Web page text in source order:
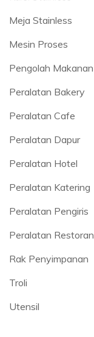
Meja Stainless
Mesin Proses
Pengolah Makanan
Peralatan Bakery
Peralatan Cafe
Peralatan Dapur
Peralatan Hotel
Peralatan Katering
Peralatan Pengiris
Peralatan Restoran
Rak Penyimpanan
Troli
Utensil